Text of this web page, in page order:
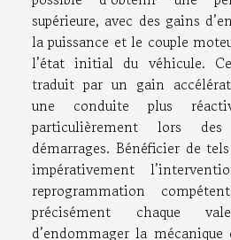
supérieure, avec des gains
la puissance et le couple
l’état initial du véhicule.
traduit par un gain
une conduite plus
particulièrement lors des
démarrages. Bénéficier de
impérativement
reprogrammation
précisément chaque
d’endommager la